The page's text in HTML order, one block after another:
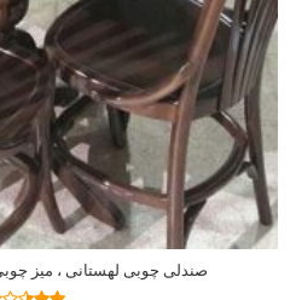
صندلی چوبی لهستانی ، میز